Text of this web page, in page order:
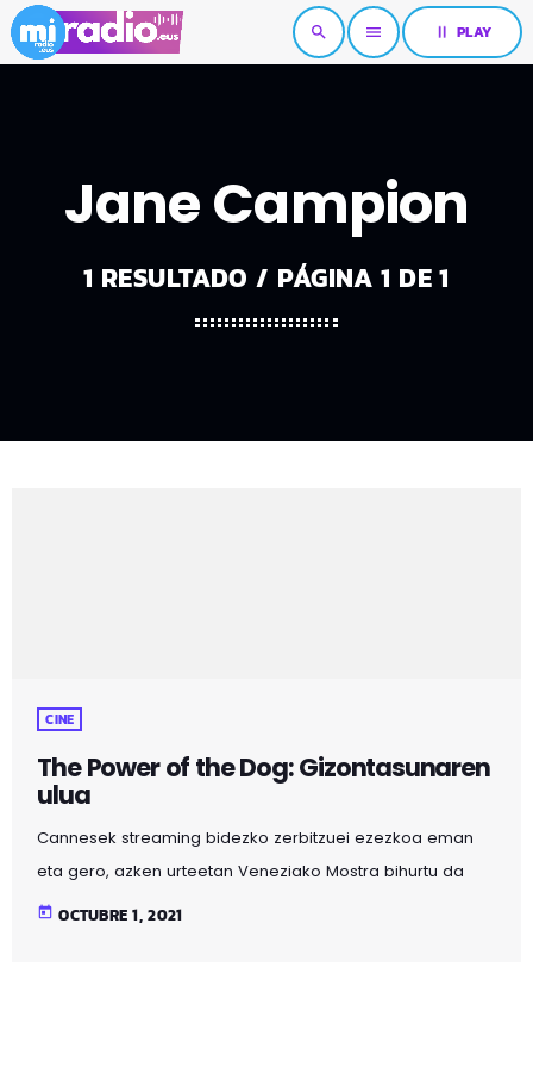
search menu pause PLAY
Jane Campion
1 RESULTADO / PÁGINA 1 DE 1
CINE
The Power of the Dog: Gizontasunaren
ulua
Cannesek streaming bidezko zerbitzuei ezezkoa eman
eta gero, azken urteetan Veneziako Mostra bihurtu da
Netflixek bere pelikulak sarien lasterketara aurkezteko
today OCTUBRE 1, 2021